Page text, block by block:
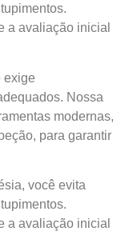
a avaliação inicial
exige
Nossa
modernas,
para garantir
você evita
a avaliação inicial